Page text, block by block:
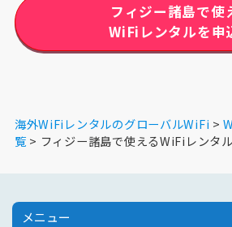
フィジー諸島で使
WiFiレンタルを申
海外WiFiレンタルのグローバルWiFi
覧
フィジー諸島で使えるWiFiレンタル
メニュー